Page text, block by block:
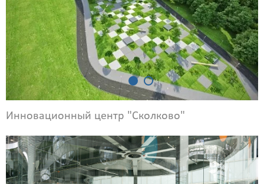
Инновационный центр "Сколково"